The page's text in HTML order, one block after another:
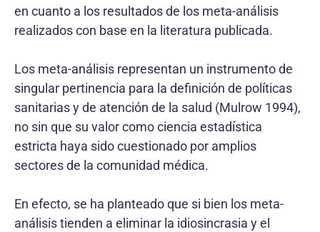
en cuanto a los resultados de los meta-análisis
realizados con base en la literatura publicada.
Los meta-análisis representan un instrumento de
singular pertinencia para la definición de políticas
sanitarias y de atención de la salud (Mulrow 1994),
no sin que su valor como ciencia estadística
estricta haya sido cuestionado por amplios
sectores de la comunidad médica.
En efecto, se ha planteado que si bien los meta-
análisis tienden a eliminar la idiosincrasia y el